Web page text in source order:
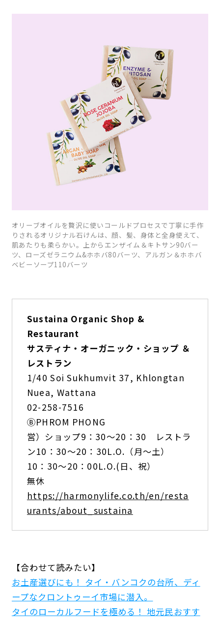
オリーブオイルを贅沢に使いコールドプロセスで丁寧に手作
りされるオリジナル石けんは、顔、髪、身体と全身使えて、
肌あたりも柔らかい。上からエンザイム＆キトサン90バー
ツ、ローズゼラニウム&ホホバ80バーツ、アルガン＆ホホバ
ベビーソープ110バーツ
Sustaina Organic Shop &
Restaurant
サスティナ・オーガニック・ショップ ＆
レストラン
1/40 Soi Sukhumvit 37, Khlongtan
Nuea, Wattana
02-258-7516
ⒷPHROM PHONG
営）ショップ9：30〜20：30 レストラ
ン10：30〜20：30L.O.（月〜土）
10：30〜20：00L.O.(日、祝）
無休
https://harmonylife.co.th/en/resta
urants/about_sustaina
【合わせて読みたい】
お土産選びにも！ タイ・バンコクの台所、ディ
ープなクロントゥーイ市場に潜入。
タイのローカルフードを極める！ 地元民おすす